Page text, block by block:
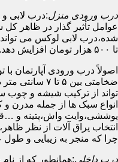
درب ورودی منزل:درب لابی
عوامل تأثیر گذار در ظاهر
تا ۵۰۰ هزار تومان افزایش دهد.
اصولاً درب ورودی آپارتمان
ضخامتی بین ۵
تواند از ترکیب شیشه و چوب
انواع سبک ها از جمله مدرن و
پوششی،وایت واش،پتینه و
انتخاب یراق آلات از نظر
چرا که منجر به زیبایی و
درب داخلی:همانطور که از